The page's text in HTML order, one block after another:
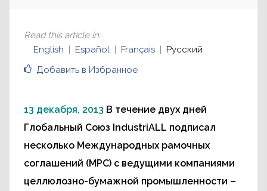
Добавить в Избранное
Read this article in:
English
Español Français Русский
13 декабря, 2013 В течение двух дней
Глобальный Союз IndustriALL подписал
несколько Международных рамочных
соглашений (МРС) с ведущими компаниями
целлюлозно-бумажной промышленности –